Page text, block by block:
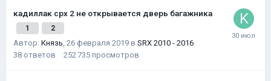
кадиллак срх 2 не открывается дверь багажника
1 2
Автор: Князь, 26 февраля 2019 в SRX 2010 - 2016
38 ответов 252 735 просмотров